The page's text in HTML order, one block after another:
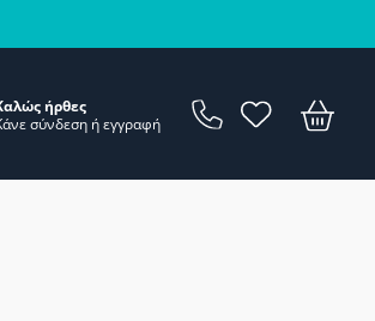
ήρθες
σύνδεση ήεγγραφή